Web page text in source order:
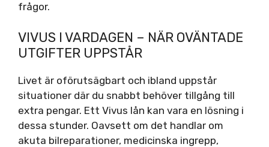
frågor.
VIVUS I VARDAGEN – NÄR OVÄNTADE
UTGIFTER UPPSTÅR
Livet är oförutsägbart och ibland uppstår
situationer där du snabbt behöver tillgång till
extra pengar. Ett Vivus lån kan vara en lösning i
dessa stunder. Oavsett om det handlar om
akuta bilreparationer, medicinska ingrepp,